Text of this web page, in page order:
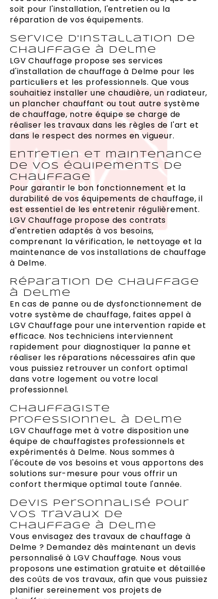
soit pour l'installation, l'entretien ou la
réparation de vos équipements.
Service d'installation de
chauffage à Delme
LGV Chauffage propose ses services
d'installation de chauffage à Delme pour les
particuliers et les professionnels. Que vous
souhaitiez installer une chaudière, un radiateur,
un plancher chauffant ou tout autre système
de chauffage, notre équipe se charge de
réaliser les travaux dans les règles de l'art et
dans le respect des normes en vigueur.
Entretien et maintenance
de vos équipements de
chauffage
Pour garantir le bon fonctionnement et la
durabilité de vos équipements de chauffage, il
est essentiel de les entretenir régulièrement.
LGV Chauffage propose des contrats
d'entretien adaptés à vos besoins,
comprenant la vérification, le nettoyage et la
maintenance de vos installations de chauffage
à Delme.
Réparation de chauffage
à Delme
En cas de panne ou de dysfonctionnement de
votre système de chauffage, faites appel à
LGV Chauffage pour une intervention rapide et
efficace. Nos techniciens interviennent
rapidement pour diagnostiquer la panne et
réaliser les réparations nécessaires afin que
vous puissiez retrouver un confort optimal
dans votre logement ou votre local
professionnel.
Chauffagiste
professionnel à Delme
LGV Chauffage met à votre disposition une
équipe de chauffagistes professionnels et
expérimentés à Delme. Nous sommes à
l'écoute de vos besoins et vous apportons des
solutions sur-mesure pour vous offrir un
confort thermique optimal toute l'année.
Devis personnalisé pour
vos travaux de
chauffage à Delme
Vous envisagez des travaux de chauffage à
Delme ? Demandez dès maintenant un devis
personnalisé à LGV Chauffage. Nous vous
proposons une estimation gratuite et détaillée
des coûts de vos travaux, afin que vous puissiez
planifier sereinement vos projets de